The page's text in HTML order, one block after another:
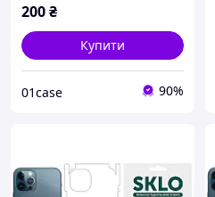
200₴
Купити
01case 90%